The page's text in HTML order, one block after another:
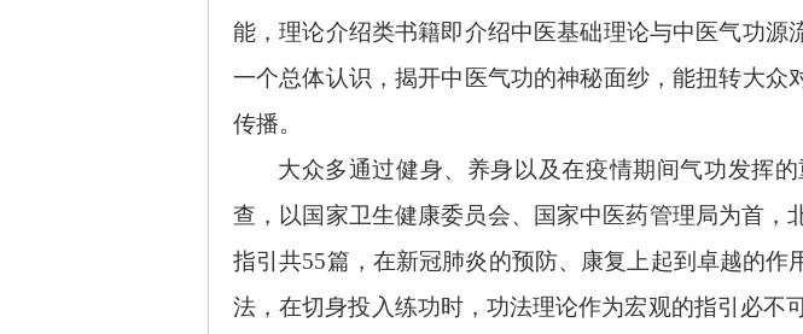
能，理论介绍类书籍即介绍中医基础理论与中医气功
一个总体认识，揭开中医气功的神秘面纱，能扭转大
传播。
大众多通过健身、养身以及在疫情期间气功发挥
查，以国家卫生健康委员会、国家中医药管理局为首，
指引共55篇，在新冠肺炎的预防、康复上起到卓越的
法，在切身投入练功时，功法理论作为宏观的指引必不